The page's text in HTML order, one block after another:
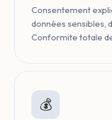
Consentement
données sensibles,
Conformite totale
💰